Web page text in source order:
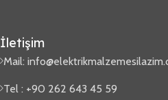
İletişim
Mail:
Tel : +90 262 643 45 59